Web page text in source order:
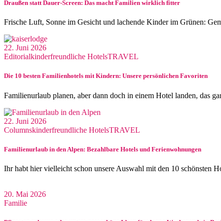
Draußen statt Dauer-Screen: Das macht Familien wirklich fitter
Frische Luft, Sonne im Gesicht und lachende Kinder im Grünen:
22. Juni 2026
Editorialkinderfreundliche HotelsTRAVEL
Die 10 besten Familienhotels mit Kindern: Unsere persönlichen Favoriten
Familienurlaub planen, aber dann doch in einem Hotel landen, das
22. Juni 2026
Columnskinderfreundliche HotelsTRAVEL
Familienurlaub in den Alpen: Bezahlbare Hotels und Ferienwohnungen
Ihr habt hier vielleicht schon unsere Auswahl mit den 10 schönsten
20. Mai 2026
Familie